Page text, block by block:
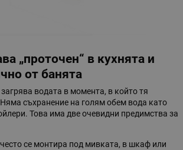
„проточен“ в кухнята и
от банята
водата в момента, в който тя
съхранение на голям обем вода като
Това има две очевидни предимства за
се монтира под мивката, в шкаф или